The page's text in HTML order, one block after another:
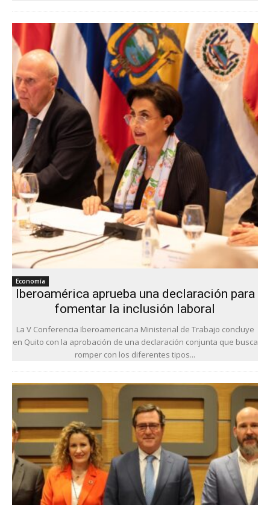
Economía
Iberoamérica aprueba una declaración para
fomentar la inclusión laboral
La V Conferencia Iberoamericana Ministerial de Trabajo concluye
en Quito con la aprobación de una declaración conjunta que busca
romper con los diferentes tipos...